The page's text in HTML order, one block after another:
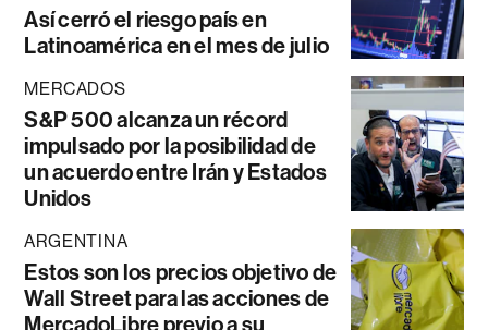
Así cerró el riesgo país en
Latinoamérica en el mes de julio
MERCADOS
S&P 500 alcanza un récord
impulsado por la posibilidad de
un acuerdo entre Irán y Estados
Unidos
ARGENTINA
Estos son los precios objetivo de
Wall Street para las acciones de
MercadoLibre previo a su